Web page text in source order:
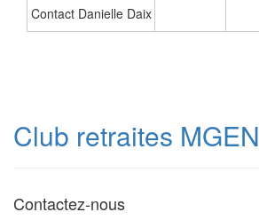
Contact Danielle Daix
Club retraites MGEN
Contactez-nous